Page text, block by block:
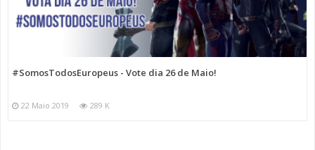
#SomosTodosEuropeus - Vote dia 26 de Maio!
22 Maio 2019 289 K